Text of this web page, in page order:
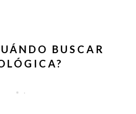
BUSCAR